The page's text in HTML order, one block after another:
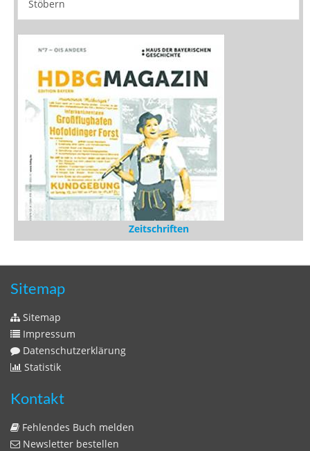
Zeitschriften
Sitemap
Sitemap
Impressum
Datenschutzerklärung
Statistik
Kontakt
Fehlendes Buch melden
Newsletter bestellen